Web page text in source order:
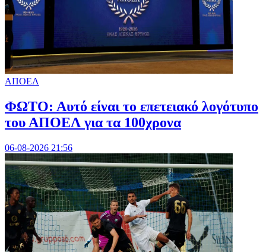
ΑΠΟΕΛ
ΦΩΤΟ: Αυτό είναι το επετειακό λογότυπο
του ΑΠΟΕΛ για τα 100χρονα
06-08-2026 21:56